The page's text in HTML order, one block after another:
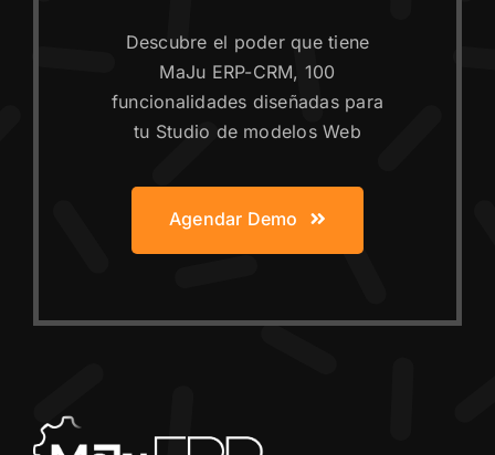
Descubre el poder que tiene
MaJu ERP-CRM, 100
funcionalidades diseñadas para
tu Studio de modelos Web
Agendar Demo